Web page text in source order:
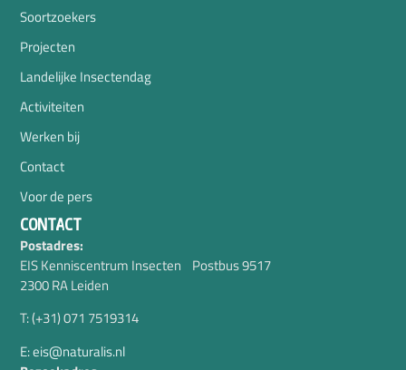
Soortzoekers
Projecten
Landelijke Insectendag
Activiteiten
Werken bij
Contact
Voor de pers
CONTACT
Postadres:
EIS Kenniscentrum Insecten Postbus 9517
2300 RA Leiden
T: (+31) 071 7519314
E: eis@naturalis.nl